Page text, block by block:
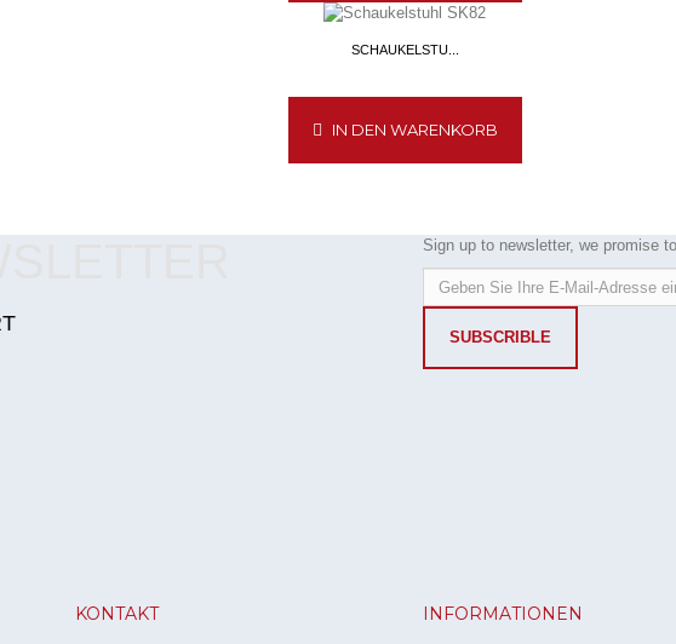
SCHAUKELSTU...
IN DEN WARENKORB
Sign up to newsletter, we promise
SUBSCRIBLE
KONTAKT INFORMATIONEN